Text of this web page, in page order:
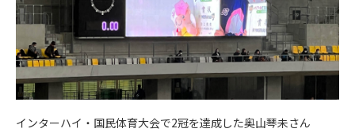
インターハイ・国民体育大会で2冠を達成した奥山琴未さん